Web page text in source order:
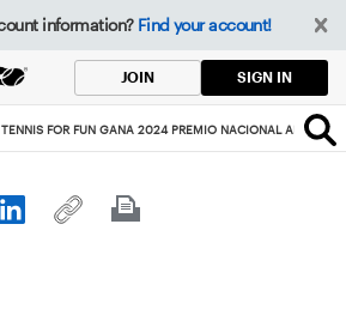
information? Find your account!
JOIN SIGN IN
TENNIS FOR FUN GANA 2024 PREMIO NACIONAL AL